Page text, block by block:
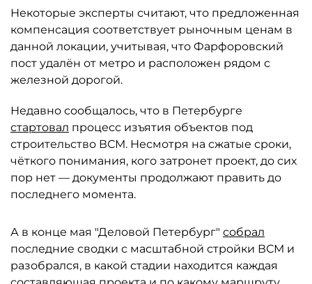
Некоторые эксперты считают, что предложенная
компенсация соответствует рыночным ценам в
данной локации, учитывая, что Фарфоровский
пост удалён от метро и расположен рядом с
железной дорогой.
Недавно сообщалось, что в Петербурге
стартовал процесс изъятия объектов под
строительство ВСМ. Несмотря на сжатые сроки,
чёткого понимания, кого затронет проект, до сих
пор нет — документы продолжают править до
последнего момента.
А в конце мая "Деловой Петербург" собрал
последние сводки с масштабной стройки ВСМ и
разобрался, в какой стадии находится каждая